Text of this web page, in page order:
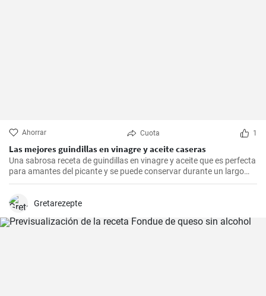
Ahorrar Cuota 1
Las mejores guindillas en vinagre y aceite caseras
Una sabrosa receta de guindillas en vinagre y aceite que es perfecta
para amantes del picante y se puede conservar durante un largo
periodo de tiempo.
Gretarezepte